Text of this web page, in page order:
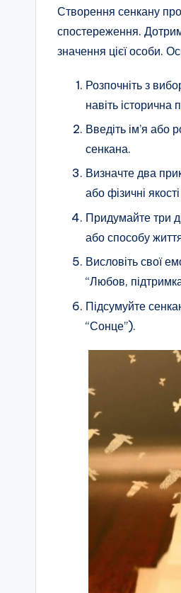
Створення сенкану
спостереження.
значення цієї особи.
Розпочніть з
навіть історична
Введіть ім’я або
сенкана.
Визначте два
або фізичні
Придумайте три
або способу
Висловіть свої
“Любов,
Підсумуйте
“Сонце”).